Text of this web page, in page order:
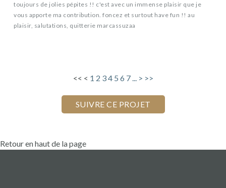
toujours de jolies pépites !! c'est avec un immense plaisir que je
vous apporte ma contribution. foncez et surtout have fun !! au
plaisir, salutations, quitterie marcassuzaa
<< < 1 2 34 5 6 7 ... > >>
Retour en haut de la page